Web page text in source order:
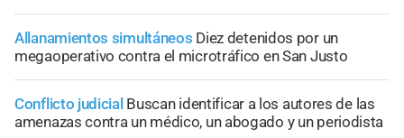
Allanamientos simultáneos Diez detenidos por un
megaoperativo contra el microtráfico en San Justo
Conflicto judicial Buscan identificar a los autores de las
amenazas contra un médico, un abogado y un periodista